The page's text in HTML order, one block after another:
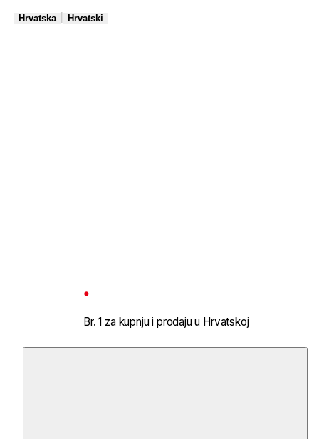
Hrvatska Hrvatski
Br. 1 za kupnju i prodaju u Hrvatskoj